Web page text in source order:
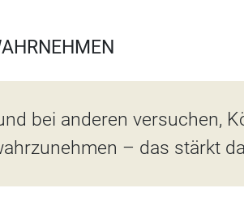
bei anderen versuchen,
– das stärkt